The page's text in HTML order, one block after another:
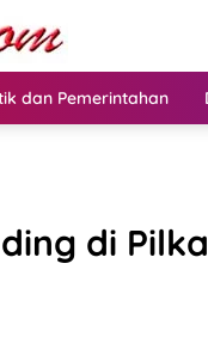
dan Pemerintahan
di